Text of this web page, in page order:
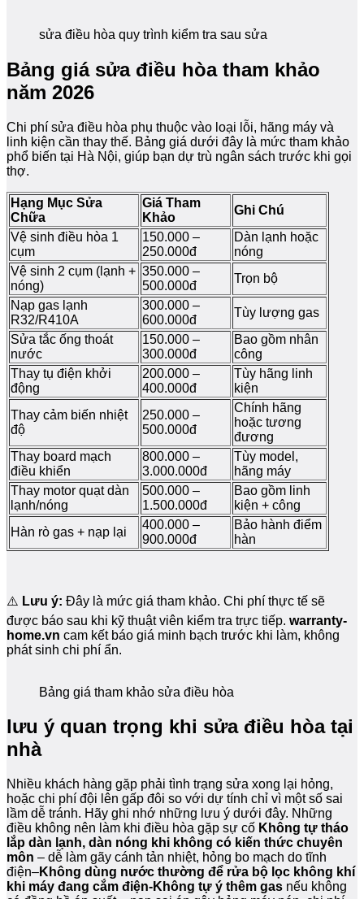
sửa điều hòa quy trình kiểm tra sau sửa
Bảng giá sửa điều hòa tham khảo
năm 2026
Chi phí sửa điều hòa phụ thuộc vào loại lỗi, hãng máy và
linh kiện cần thay thế. Bảng giá dưới đây là mức tham khảo
phổ biến tại Hà Nội, giúp bạn dự trù ngân sách trước khi gọi
thợ.
Hạng Mục Sửa
Chữa
Giá Tham
Khảo
Ghi Chú
Vệ sinh điều hòa 1
cụm
150.000 –
250.000đ
Dàn lạnh hoặc
nóng
Vệ sinh 2 cụm (lạnh +
nóng)
350.000 –
500.000đ
Trọn bộ
Nạp gas lạnh
R32/R410A
300.000 –
600.000đ
Tùy lượng gas
Sửa tắc ống thoát
nước
150.000 –
300.000đ
Bao gồm nhân
công
Thay tụ điện khởi
động
200.000 –
400.000đ
Tùy hãng linh
kiện
Thay cảm biến nhiệt
độ
250.000 –
500.000đ
Chính hãng
hoặc tương
đương
Thay board mạch
điều khiển
800.000 –
3.000.000đ
Tùy model,
hãng máy
Thay motor quạt dàn
lạnh/nóng
500.000 –
1.500.000đ
Bao gồm linh
kiện + công
Hàn rò gas + nạp lại
400.000 –
900.000đ
Bảo hành điểm
hàn
⚠️ Lưu ý: Đây là mức giá tham khảo. Chi phí thực tế sẽ
được báo sau khi kỹ thuật viên kiểm tra trực tiếp. warranty-
home.vn cam kết báo giá minh bạch trước khi làm, không
phát sinh chi phí ẩn.
Bảng giá tham khảo sửa điều hòa
lưu ý quan trọng khi sửa điều hòa tại
nhà
Nhiều khách hàng gặp phải tình trạng sửa xong lại hỏng,
hoặc chi phí đội lên gấp đôi so với dự tính chỉ vì một số sai
lầm dễ tránh. Hãy ghi nhớ những lưu ý dưới đây. Những
điều không nên làm khi điều hòa gặp sự cố Không tự tháo
lắp dàn lạnh, dàn nóng khi không có kiến thức chuyên
môn – dễ làm gãy cánh tản nhiệt, hỏng bo mạch do tĩnh
điện–Không dùng nước thường để rửa bộ lọc không khí
khi máy đang cắm điện-Không tự ý thêm gas nếu không